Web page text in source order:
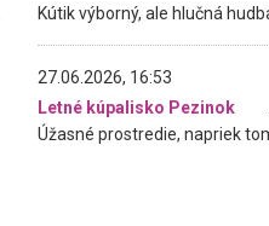
27.06.2026, 16:53
Letné kúpalisko Pezinok